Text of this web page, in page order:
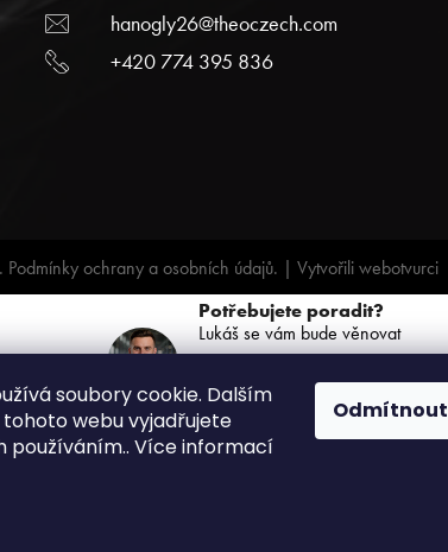
soubory cookie. Dalším
webu vyjadřujete
používáním.. Více informací
Odmítnout
hanogly26@theoczech.com
+420 774 395 836
Podmínky ochrany a osobních údajů. | Vytvořiliwebotvurci
Potřebujete poradit?
Lukáš se vám bude věnovat
(PO-PÁ: 8:00 - 16:00)